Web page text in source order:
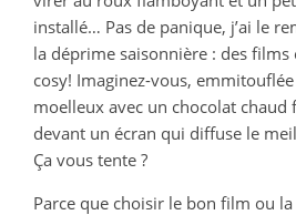
installé… Pas de panique, j’ai le
la déprime saisonnière : des films
cosy! Imaginez-vous,
moelleux avec un chocolat chaud
devant un écran qui diffuse le
Ça vous tente ?
Parce que choisir le bon film ou